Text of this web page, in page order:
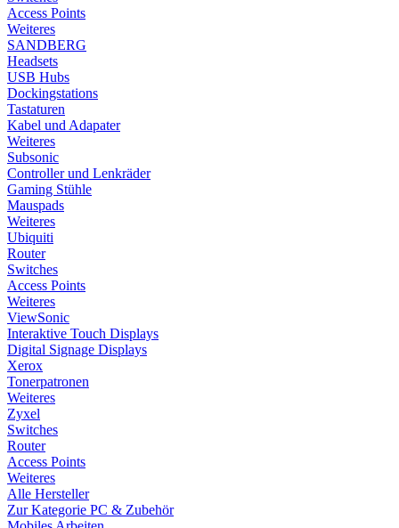
Access Points
Weiteres
SANDBERG
Headsets
USB Hubs
Dockingstations
Tastaturen
Kabel und Adapater
Weiteres
Subsonic
Controller und Lenkräder
Gaming Stühle
Mauspads
Weiteres
Ubiquiti
Router
Switches
Access Points
Weiteres
ViewSonic
Interaktive Touch Displays
Digital Signage Displays
Xerox
Tonerpatronen
Weiteres
Zyxel
Switches
Router
Access Points
Weiteres
Alle Hersteller
Zur Kategorie PC & Zubehör